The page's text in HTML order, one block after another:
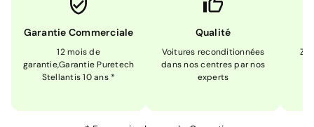
Garantie Commerciale
12 mois de
garantie,Garantie Puretech
Stellantis 10 ans *
Qualité
Voitures reconditionnées
dans nos centres par nos
experts